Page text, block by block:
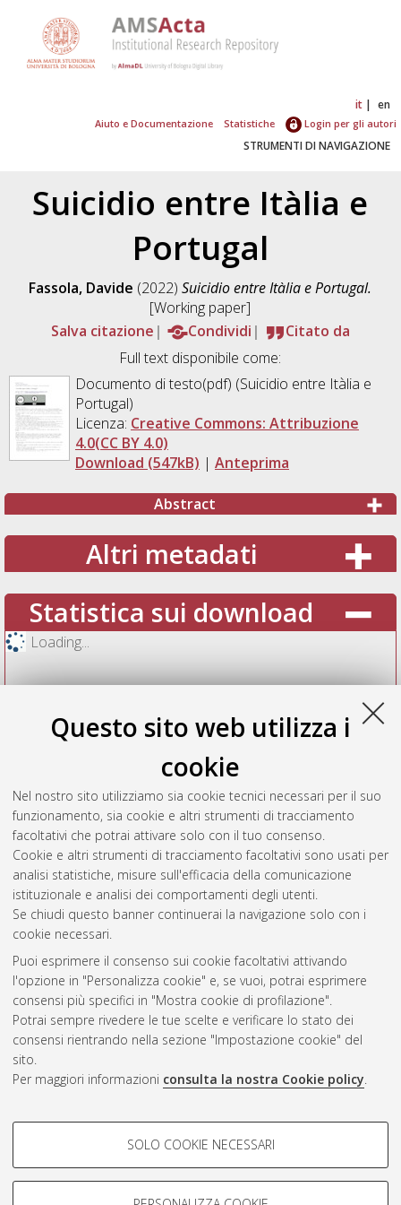
Questo sito web utilizza i
cookie
Nel nostro sito utilizziamo sia cookie tecnici necessari per il suo
funzionamento, sia cookie e altri strumenti di tracciamento
facoltativi che potrai attivare solo con il tuo consenso.
Cookie e altri strumenti di tracciamento facoltativi sono usati per
analisi statistiche, misure sull'efficacia della comunicazione
istituzionale e analisi dei comportamenti degli utenti.
Se chiudi questo banner continuerai la navigazione solo con i
cookie necessari.
Puoi esprimere il consenso sui cookie facoltativi attivando
l'opzione in "Personalizza cookie" e, se vuoi, potrai esprimere
consensi più specifici in "Mostra cookie di profilazione".
Potrai sempre rivedere le tue scelte e verificare lo stato dei
consensi rientrando nella sezione "Impostazione cookie" del
sito.
Per maggiori informazioni consulta la nostra Cookie policy.
COOKIE DI PROFILAZIONE -
Si tratta di cookie utilizzati per analizzare le caratteristiche della
navigazione degli utenti, creare profili in base al loro comportamento
SOLO COOKIE NECESSARI
it en
Aiuto e Documentazione Statistiche Login per gli autori
STRUMENTI DI NAVIGAZIONE
Suicidio entre Itàlia e
Portugal
Fassola, Davide (2022)Suicidio entre Itàlia e Portugal.
[Working paper]
Salva citazione
Condividi
Citato da
Full text disponibile come:
Documento di testo(pdf) (Suicidio entre Itàlia e
Portugal)
Licenza: Creative Commons: Attribuzione
4.0(CC BY 4.0)
Download (547kB) | Anteprima
Abstract
Altri metadati
Statistica sui download
Loading...
Vedi altre statistiche
Gestione del documento:
Atom
Rss
2.0
AMS Acta
ISSN: 2038-7954
re3data.org -
doi.org/10.17616/R3P19R
Servizio implementato e
Impostazioni Cookie
repository